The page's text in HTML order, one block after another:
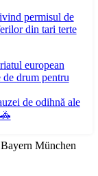
permisul de
din tari terte
european
de drum pentru
de odihnă ale
München